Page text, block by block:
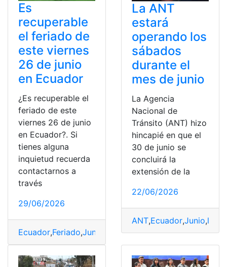
Es
recuperable
el feriado de
este viernes
26 de junio
en Ecuador
¿Es recuperable el
feriado de este
viernes 26 de junio
en Ecuador?. Si
tienes alguna
inquietud recuerda
contactarnos a
través
29/06/2026
Ecuador,Feriado,Junio recuperable,Viernes
La ANT
estará
operando los
sábados
durante el
mes de junio
La Agencia
Nacional de
Tránsito (ANT) hizo
hincapié en que el
30 de junio se
concluirá la
extensión de la
22/06/2026
ANT,Ecuador,Junio,